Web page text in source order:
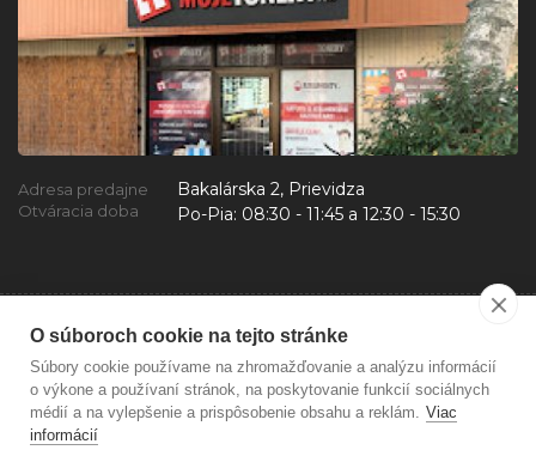
O súboroch cookie na tejto stránke
Súbory cookie používame na zhromažďovanie a analýzu informácií
o výkone a používaní stránok, na poskytovanie funkcií sociálnych
médií a na vylepšenie a prispôsobenie obsahu a reklám. Viac
informácií
Adresa predajne Bakalárska 2, Prievidza
Otváracia doba Po-Pia: 08:30 - 11:45 a 12:30 - 15:30